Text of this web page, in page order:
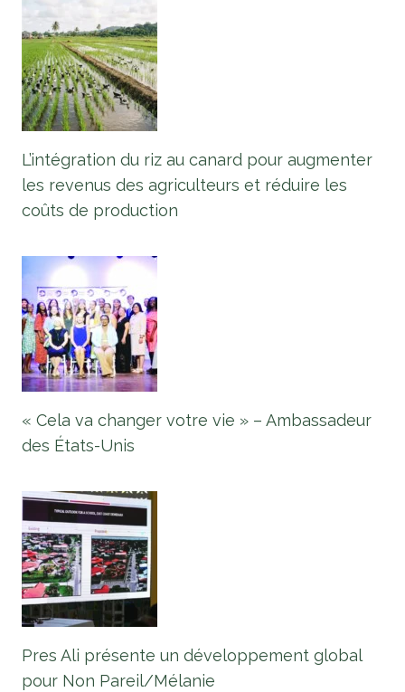
L’intégration du riz au canard pour augmenter
les revenus des agriculteurs et réduire les
coûts de production
« Cela va changer votre vie » – Ambassadeur
des États-Unis
Pres Ali présente un développement global
pour Non Pareil/Mélanie